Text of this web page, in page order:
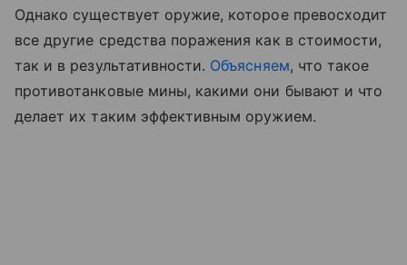
Однако существует оружие, которое превосходит
все другие средства поражения как в стоимости,
так и в результативности. Объясняем, что такое
противотанковые мины, какими они бывают и что
делает их таким эффективным оружием.